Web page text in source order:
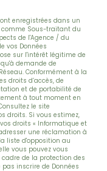
enregistrées dans un
Sous-traitant du
de l'Agence / du
vos Données
sur l'intérêt légitime de
demande de
Conformément à la
droits d’accès, de
et de portabilité de
à tout moment en
le site
droits. Si vous estimez,
droits « Informatique et
une réclamation à
liste d'opposition au
vous pouvez vous
cadre de la protection des
inscrire de Données